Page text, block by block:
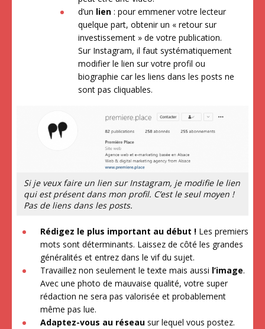
d’un lien : pour emmener votre lecteur
quelque part, obtenir un « retour sur
investissement » de votre publication.
Sur Instagram, il faut systématiquement
modifier le lien sur votre profil ou
biographie car les liens dans les posts ne
sont pas cliquables.
Si je veux faire un lien sur Instagram, je modifie le lien
qui est présent dans mon profil. C’est le seul moyen !
Pas de liens dans les posts.
Rédigez le plus important au début ! Les premiers
mots sont déterminants. Laissez de côté les grandes
généralités et entrez dans le vif du sujet.
Travaillez non seulement le texte mais aussi l’image.
Avec une photo de mauvaise qualité, votre super
rédaction ne sera pas valorisée et probablement
même pas lue.
Adaptez-vous au réseau sur lequel vous postez.